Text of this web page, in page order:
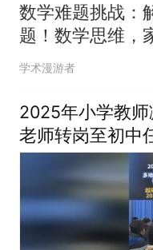
数学难题挑战：
题！数学思维，
孩子受益知识点
学术漫游者
2025年小学教师
老师转岗至初中